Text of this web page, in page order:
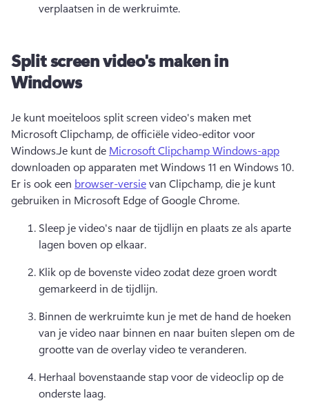
verplaatsen in de werkruimte.
Split screen video's maken in
Windows
Je kunt moeiteloos split screen video's maken met
Microsoft Clipchamp, de officiële video-editor voor
Windows.Je kunt de Microsoft Clipchamp Windows-app
Er is ook een browser-versie van Clipchamp, die je kunt
gebruiken in Microsoft Edge of Google Chrome.
Sleep je video's naar de tijdlijn en plaats ze als aparte
lagen boven op elkaar.
Klik op de bovenste video zodat deze groen wordt
gemarkeerd in de tijdlijn.
Binnen de werkruimte kun je met de hand de hoeken
van je video naar binnen en naar buiten slepen om de
grootte van de overlay video te veranderen.
Herhaal bovenstaande stap voor de videoclip op de
onderste laag.